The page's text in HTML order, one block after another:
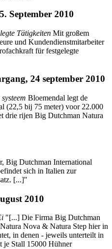
September 2010
Tätigkeiten Mit großem
und Kundendienstmitarbeiter
für festgelegte
24 september 2010
Bloemendal legt de
(22,5 bij 75 meter) voor 22.000
drie rijen Big Dutchman Natura
Big Dutchman International
sich in Italien zur
[...]"
2010
"[...] Die Firma Big Dutchman
Nova & Natura Step hier in
in denen - jeweils unterteilt in
je Stall 15000 Hühner